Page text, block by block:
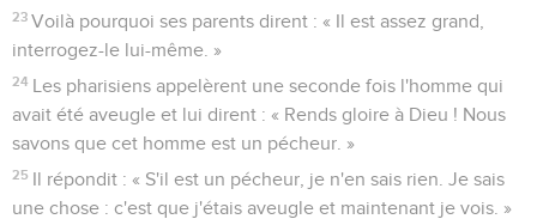
23 Voilà pourquoi ses parents dirent : « Il est assez grand,
interrogez-le lui-même. »
24 Les pharisiens appelèrent une seconde fois l'homme qui
avait été aveugle et lui dirent : « Rends gloire à Dieu ! Nous
savons que cet homme est un pécheur. »
25 Il répondit : « S'il est un pécheur, je n'en sais rien. Je sais
une chose : c'est que j'étais aveugle et maintenant je vois. »